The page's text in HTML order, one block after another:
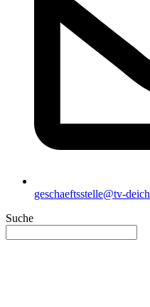
geschaeftsstelle@tv-
Suche